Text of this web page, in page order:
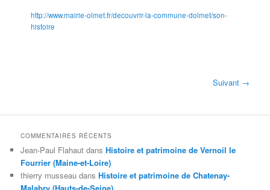
http://www.mairie-olmet.fr/decouvrir-la-commune-dolmet/son-
histoire
Suivant →
COMMENTAIRES RÉCENTS
Jean-Paul Flahaut dansHistoire et patrimoine de Vernoil le
Fourrier (Maine-et-Loire)
thierry musseau dansHistoire et patrimoine de Chatenay-